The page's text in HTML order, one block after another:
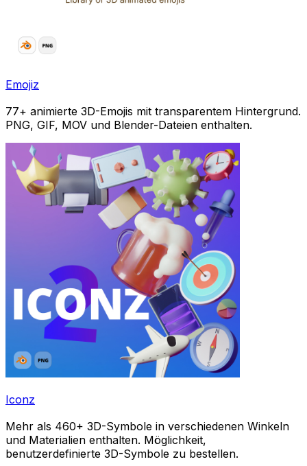
Emojiz
77+ animierte 3D-Emojis mit transparentem Hintergrund.
PNG, GIF, MOV und Blender-Dateien enthalten.
Iconz
Mehr als 460+ 3D-Symbole in verschiedenen Winkeln
und Materialien enthalten. Möglichkeit,
benutzerdefinierte 3D-Symbole zu bestellen.